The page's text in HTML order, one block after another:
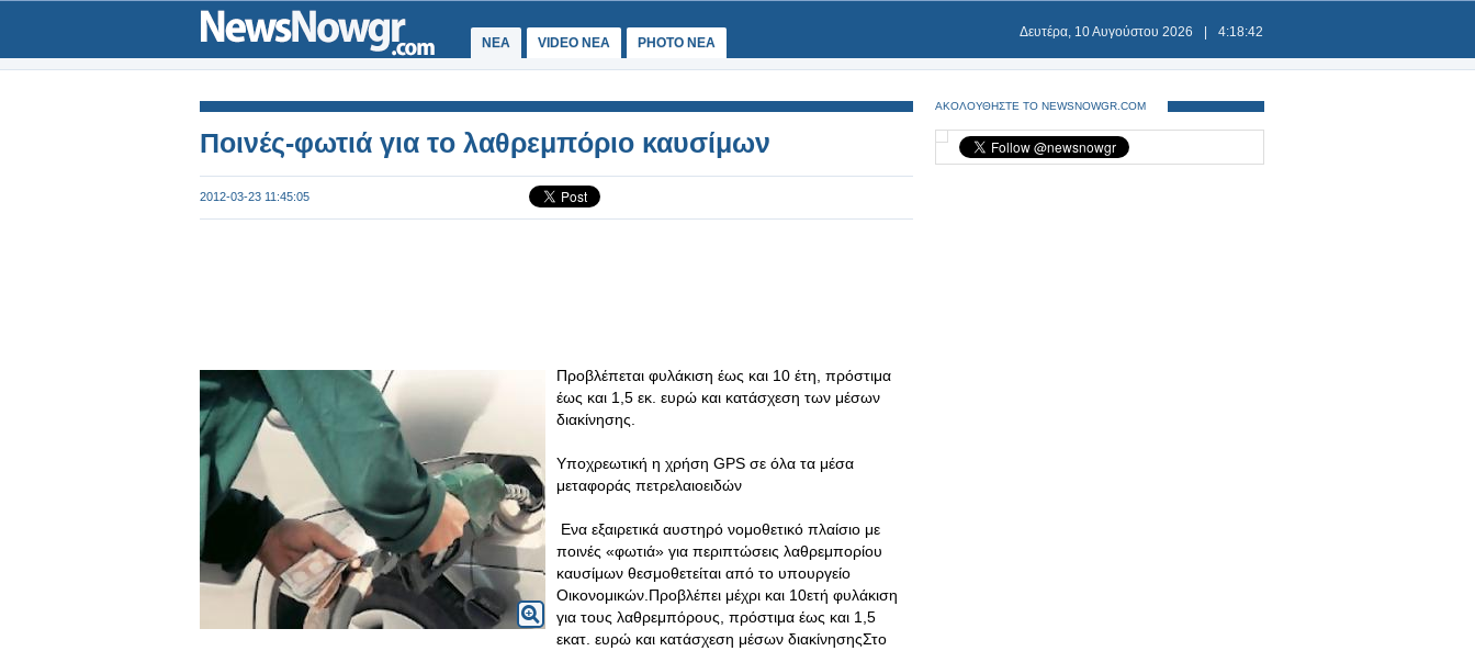
ΝΕΑ VIDEO NEA PHOTO NEA
Δευτέρα, 10 Αυγούστου 2026 4:18:43
Ποινές-φωτιά για τo λαθρεμπόριο καυσίμων
2012-03-23 11:45:05
Προβλέπεται φυλάκιση έως και 10 έτη, πρόστιμα
έως και 1,5 εκ. ευρώ και κατάσχεση των μέσων
διακίνησης.
Υποχρεωτική η χρήση GPS σε όλα τα μέσα
μεταφοράς πετρελαιοειδών
Ενα εξαιρετικά αυστηρό νομοθετικό πλαίσιο με
ποινές «φωτιά» για περιπτώσεις λαθρεμπορίου
καυσίμων θεσμοθετείται από το υπουργείο
Οικονομικών.Προβλέπει μέχρι και 10ετή φυλάκιση
για τους λαθρεμπόρους, πρόστιμα έως και 1,5
εκατ. ευρώ και κατάσχεση μέσων διακίνησηςΣτο
ΑΚΟΛΟΥΘΗΣΤΕ ΤΟ NEWSNOWGR.COM